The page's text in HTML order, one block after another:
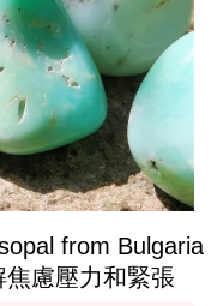
from Bulgaria
慮壓力和緊張